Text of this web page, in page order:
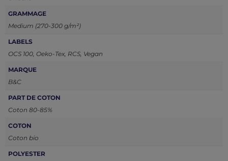
GRAMMAGE
Medium (270-300 g/m²)
LABELS
OCS 100 Oeko-Tex RCS Vegan
MARQUE
B&C
PART DE COTON
Coton 80-85%
COTON
Coton bio
POLYESTER